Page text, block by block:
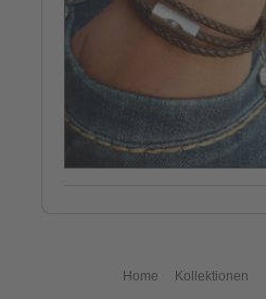
Home Kollektionen